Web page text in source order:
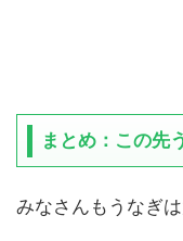
まとめ：この先
みなさんもうなぎ